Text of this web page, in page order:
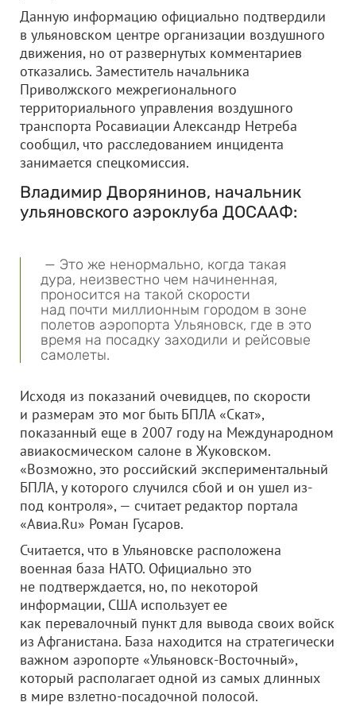
Данную информацию официально подтвердили
в ульяновском центре организации воздушного
движения, но от развернутых комментариев
отказались. Заместитель начальника
Приволжского межрегионального
территориального управления воздушного
транспорта Росавиации Александр Нетреба
сообщил, что расследованием инцидента
занимается спецкомиссия.
Владимир Дворянинов, начальник
ульяновского аэроклуба ДОСААФ:
— Это же ненормально, когда такая
дура, неизвестно чем начиненная,
проносится на такой скорости
над почти миллионным городом в зоне
полетов аэропорта Ульяновск, где в это
время на посадку заходили и рейсовые
самолеты.
Исходя из показаний очевидцев, по скорости
и размерам это мог быть БПЛА «Скат»,
показанный еще в 2007 году на Международном
авиакосмическом салоне в Жуковском.
«Возможно, это российский экспериментальный
БПЛА, у которого случился сбой и он ушел из-
под контроля», — считает редактор портала
«Авиа.Ru» Роман Гусаров.
Считается, что в Ульяновске расположена
военная база НАТО. Официально это
не подтверждается, но, по некоторой
информации, США использует ее
как перевалочный пункт для вывода своих войск
из Афганистана. База находится на стратегически
важном аэропорте «Ульяновск-Восточный»,
который располагает одной из самых длинных
в мире взлетно-посадочной полосой.